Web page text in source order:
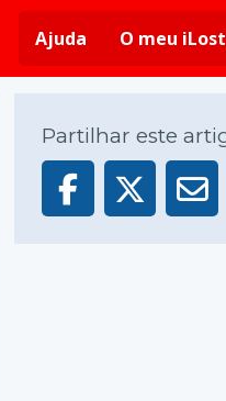
Ajuda
O meu iLost
Partilhar este